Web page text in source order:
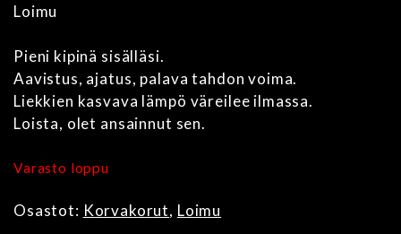
Loimu
Pieni kipinä sisälläsi.
Aavistus, ajatus, palava tahdon voima.
Liekkien kasvava lämpö väreilee ilmassa.
Loista, olet ansainnut sen.
Varasto loppu
Osastot: Korvakorut, Loimu